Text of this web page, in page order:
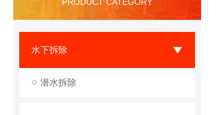
水下拆除
潜水拆除